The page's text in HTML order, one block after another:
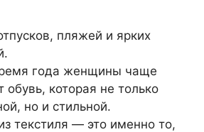
пляжей и ярких
года женщины чаще
обувь, которая не только
но и стильной.
текстиля — это именно то,